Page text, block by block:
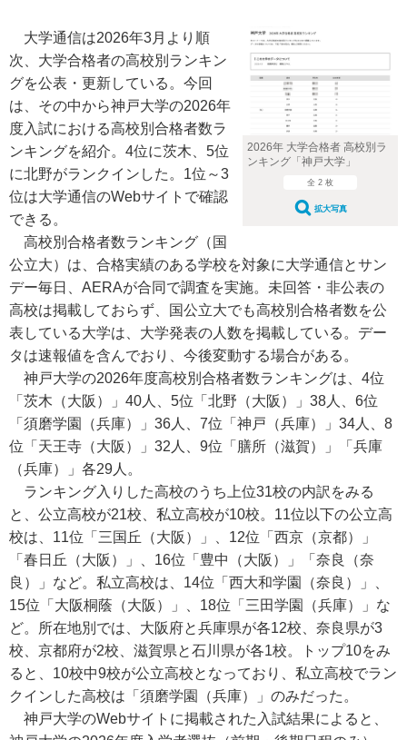
2026年 大学合格者 高校別ラ
ンキング「神戸大学」
全 2 枚
拡大写真
大学通信は2026年3月より順
次、大学合格者の高校別ランキン
グを公表・更新している。今回
は、その中から神戸大学の2026年
度入試における高校別合格者数ラ
ンキングを紹介。4位に茨木、5位
に北野がランクインした。1位～3
位は大学通信のWebサイトで確認
できる。
高校別合格者数ランキング（国
公立大）は、合格実績のある学校を対象に大学通信とサン
デー毎日、AERAが合同で調査を実施。未回答・非公表の
高校は掲載しておらず、国公立大でも高校別合格者数を公
表している大学は、大学発表の人数を掲載している。デー
タは速報値を含んでおり、今後変動する場合がある。
神戸大学の2026年度高校別合格者数ランキングは、4位
「茨木（大阪）」40人、5位「北野（大阪）」38人、6位
「須磨学園（兵庫）」36人、7位「神戸（兵庫）」34人、8
位「天王寺（大阪）」32人、9位「膳所（滋賀）」「兵庫
（兵庫）」各29人。
ランキング入りした高校のうち上位31校の内訳をみる
と、公立高校が21校、私立高校が10校。11位以下の公立高
校は、11位「三国丘（大阪）」、12位「西京（京都）」
「春日丘（大阪）」、16位「豊中（大阪）」「奈良（奈
良）」など。私立高校は、14位「西大和学園（奈良）」、
15位「大阪桐蔭（大阪）」、18位「三田学園（兵庫）」な
ど。所在地別では、大阪府と兵庫県が各12校、奈良県が3
校、京都府が2校、滋賀県と石川県が各1校。トップ10をみ
ると、10校中9校が公立高校となっており、私立高校でラン
クインした高校は「須磨学園（兵庫）」のみだった。
神戸大学のWebサイトに掲載された入試結果によると、